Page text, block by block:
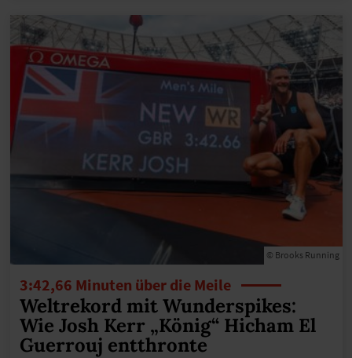
© Brooks Running
3:42,66 Minuten über die Meile
Weltrekord mit Wunderspikes:
Wie Josh Kerr „König“ Hicham El
Guerrouj entthronte